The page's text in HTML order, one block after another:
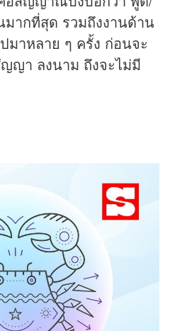
มากที่สุด รวมถึงงานด้าน
มาหลาย ๆ ครั้ง ก่อนจะ
ญา ลงนาม ถึงจะไม่มี